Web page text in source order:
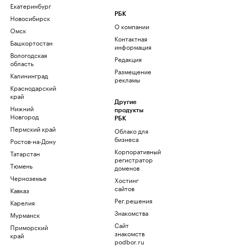
Екатеринбург
Новосибирск
Омск
Башкортостан
Вологодская
область
Калининград
Краснодарский
край
Нижний
Новгород
Пермский край
Ростов-на-Дону
Татарстан
Тюмень
Черноземье
Кавказ
Карелия
Мурманск
Приморский
край
РБК
О компании
Контактная
информация
Редакция
Размещение
рекламы
Другие
продукты
РБК
Облако для
бизнеса
Корпоративный
регистратор
доменов
Хостинг
сайтов
Рег.решения
Знакомства
Сайт
знакомств
podbor.ru